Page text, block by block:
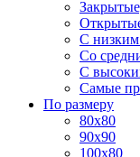
С
Со
С
Самые
По размеру
80x80
90x90
100x80